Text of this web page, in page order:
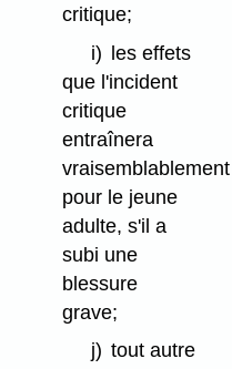
critique;
i) les effets
que l'incident
critique
entraînera
vraisemblablement
pour le jeune
adulte, s'il a
subi une
blessure
grave;
j) tout autre